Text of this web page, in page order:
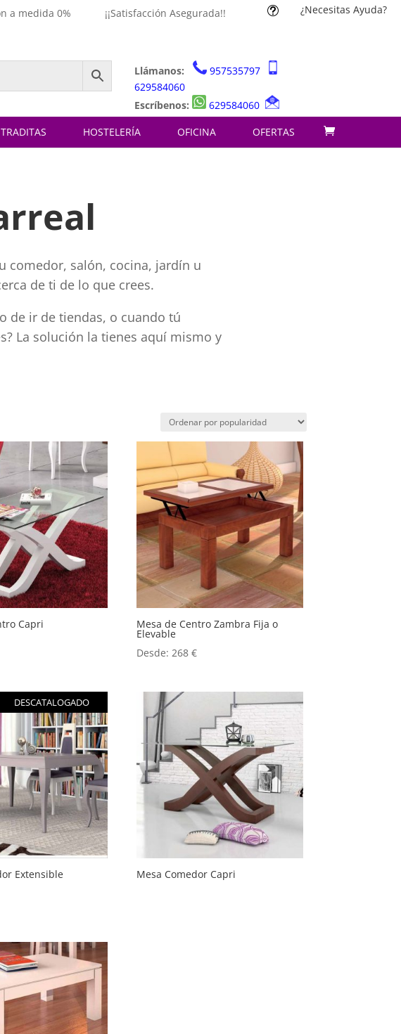
a medida 0% ¡¡Satisfacción Asegurada!! t ¿Necesitas Ayuda?
Llámanos:
957535797
629584060
Escríbenos:
629584060
HOSTELERÍA OFICINA OFERTAS
comedor, salón, cocina, jardín u
de ti de lo que crees.
de ir de tiendas, o cuando tú
La solución la tienes aquí mismo y
Capri Mesa de Centro Zambra Fija o
Elevable
Desde:268€
DESCATALOGADO
Extensible Mesa Comedor Capri